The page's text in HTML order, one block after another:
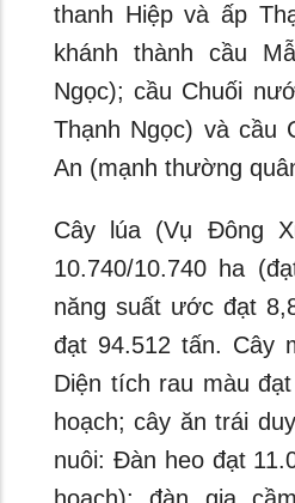
thanh Hiệp và ấp
khánh thành cầu
Ngọc); cầu Chuối
Thạnh Ngọc) và cầu
An (mạnh thường
Cây lúa (Vụ Đông
10.740/10.740 ha
năng suất ước đạt
đạt 94.512 tấn. Cây
Diện tích rau màu
hoạch; cây ăn trái
nuôi: Đàn heo đạt